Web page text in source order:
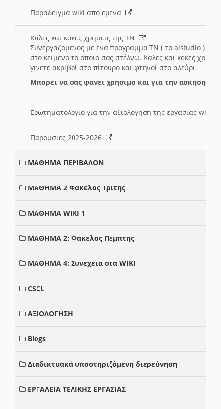
Παραδειγμα wiki απο εμενα
Καλες και κακες χρησεις της ΤΝ
Συνεργαζομενος με ενα προγραμμα ΤΝ ( το aistudio ) και
στο κειμενο το οποιο σας στέλνω. Καλες και κακες
γινετε ακριβοί στο πίτουρο και φτηνοί στο αλεύρι.
Μπορει να σας φανει χρησιμο και για την ασκηση
Ερωτηματολογιο για την αξιολογηση της εργασιας wiki
Παρουσιες 2025-2026
ΜΑΘΗΜΑ ΠΕΡΙΒΑΛΟΝ
ΜΑΘΗΜΑ 2 Φακελος Τριτης
ΜΑΘΗΜΑ WIKI 1
ΜΑΘΗΜΑ 2: Φακελος Πεμπτης
ΜΑΘΗΜΑ 4: Συνεχεια στα WIKI
CSCL
ΑΞΙΟΛΟΓΗΣΗ
Blogs
Διαδικτυακά υποστηριζόμενη διερεύνηση
ΕΡΓΑΛΕΙΑ ΤΕΛΙΚΗΣ ΕΡΓΑΣΙΑΣ